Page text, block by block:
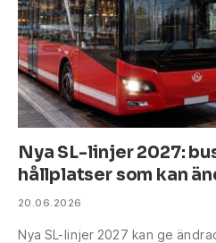
Nya SL-linjer 2027:
hållplatser som kan
20.06.2026
Nya SL-linjer 2027 kan ge